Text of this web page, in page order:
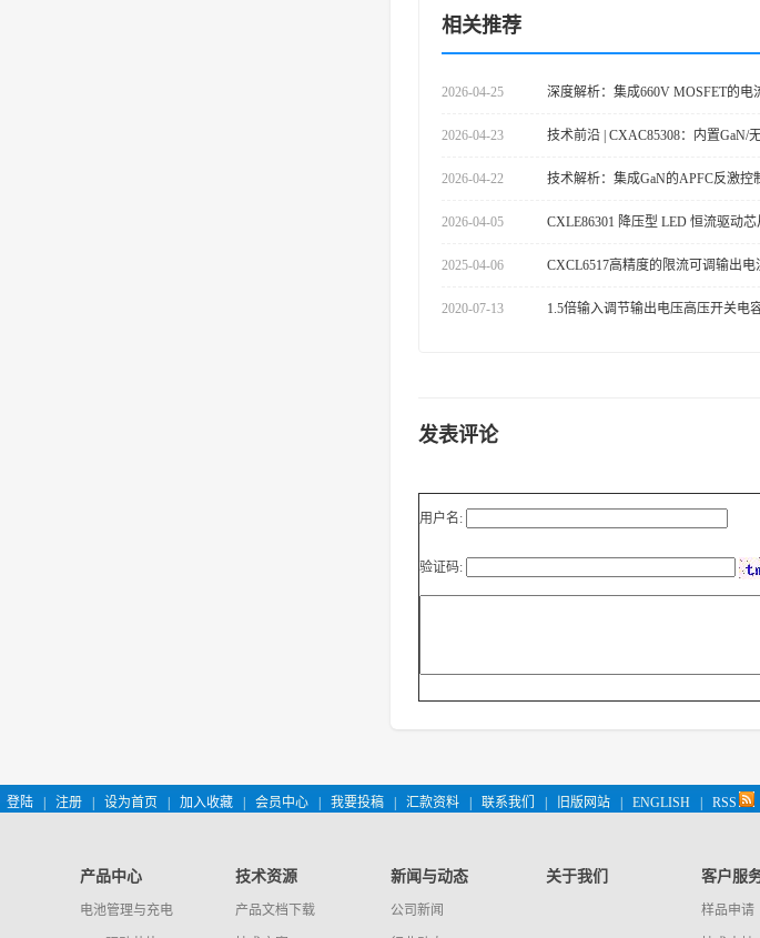
相关推荐
2026-04-25 深度解析：集成660V MOSFET的电
2026-04-23 技术前沿 | CXAC85308：内置GaN/
2026-04-22 技术解析：集成GaN的APFC反激控
2026-04-05 CXLE86301 降压型 LED 恒流驱动
2025-04-06 CXCL6517高精度的限流可调输出电
2020-07-13 1.5倍输入调节输出电压高压开关电
发表评论
用户名:
验证码:
登陆 | 注册 | 设为首页 | 加入收藏 | 会员中心 | 我要投稿 | 汇款资料 | 联系我们 | 旧版网站 | ENGLISH | RSS
产品中心
电池管理与充电
技术资源
产品文档下载
新闻与动态
公司新闻
关于我们 客户服
样品申请